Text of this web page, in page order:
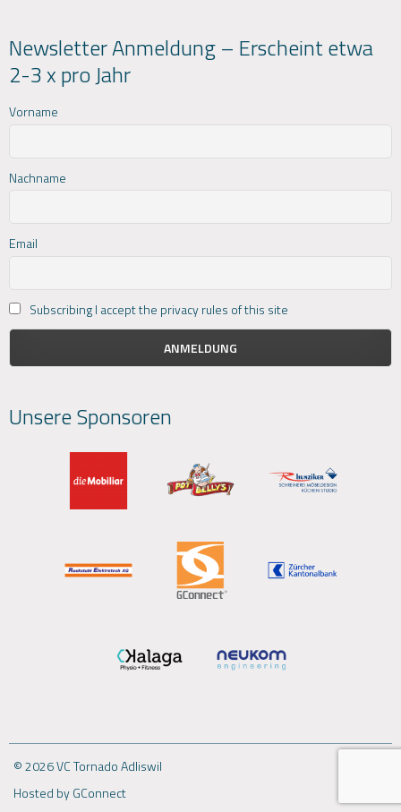
Newsletter Anmeldung – Erscheint etwa
2-3 x pro Jahr
Vorname
Nachname
Email
Subscribing I accept the privacy rules of this site
Unsere Sponsoren
© 2026 VC Tornado Adliswil
Hosted by GConnect